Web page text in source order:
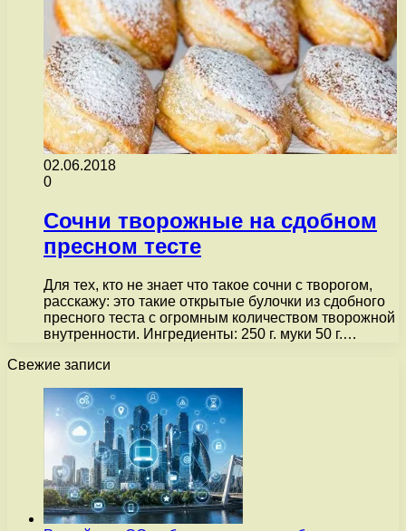
02.06.2018
0
Сочни творожные на сдобном
пресном тесте
Для тех, кто не знает что такое сочни с творогом,
расскажу: это такие открытые булочки из сдобного
пресного теста с огромным количеством творожной
внутренности. Ингредиенты: 250 г. муки 50 г.…
Свежие записи